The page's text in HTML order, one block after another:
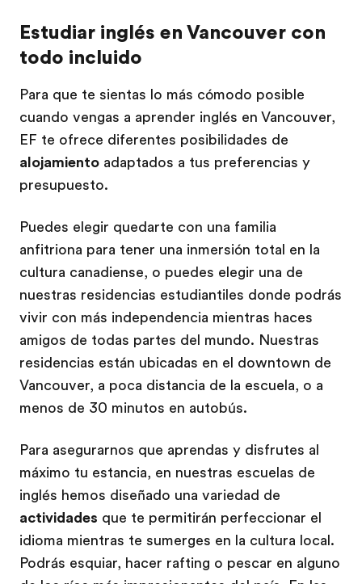
Estudiar inglés en Vancouver con
todo incluido
Para que te sientas lo más cómodo posible
cuando vengas a aprender inglés en Vancouver,
EF te ofrece diferentes posibilidades de
alojamiento adaptados a tus preferencias y
presupuesto.
Puedes elegir quedarte con una familia
anfitriona para tener una inmersión total en la
cultura canadiense, o puedes elegir una de
nuestras residencias estudiantiles donde podrás
vivir con más independencia mientras haces
amigos de todas partes del mundo. Nuestras
residencias están ubicadas en el downtown de
Vancouver, a poca distancia de la escuela, o a
menos de 30 minutos en autobús.
Para asegurarnos que aprendas y disfrutes al
máximo tu estancia, en nuestras escuelas de
inglés hemos diseñado una variedad de
actividades que te permitirán perfeccionar el
idioma mientras te sumerges en la cultura local.
Podrás esquiar, hacer rafting o pescar en alguno